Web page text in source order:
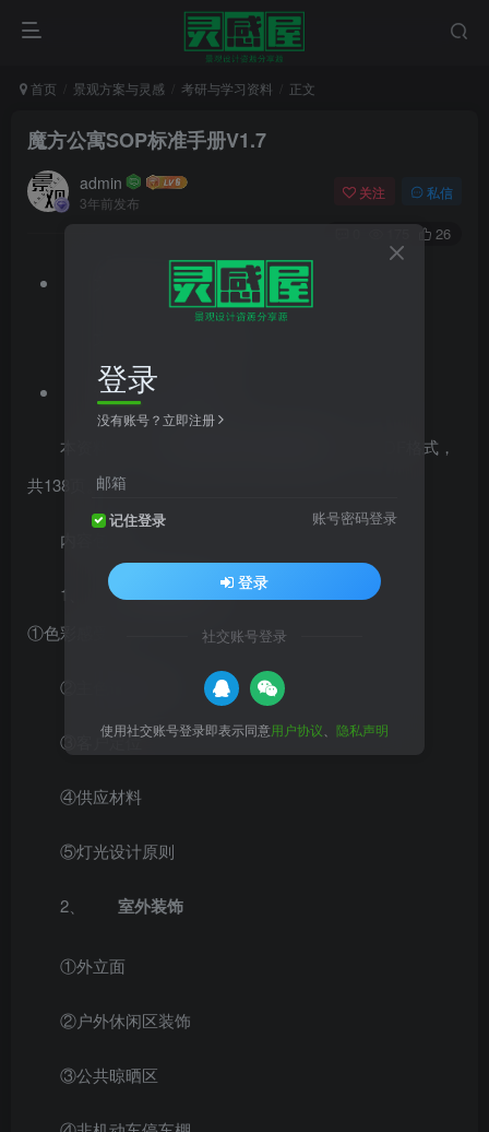
首页 景观方案与灵感 考研与学习资料 正文
魔方公寓SOP标准手册V1.7
admin
3年前发布
关注 私信
26
文件格式：pdf
资料类型：建筑设计
本资料为
V1.7，PDF格式，
共138页。
内容包含：
1、 基础要素说明
①色彩感受
②主色调和主材
③客户定位
④供应材料
⑤灯光设计原则
2、 室外装饰
①外立面
②户外休闲区装饰
③公共晾晒区
登录
没有账号？立即注册
邮箱
记住登录 账号密码登录
登录
社交账号登录
使用社交账号登录即表示同意用户协议 隐私声明